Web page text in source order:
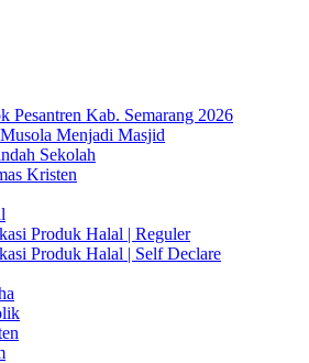
Pesantren Kab. Semarang 2026
Menjadi Masjid
Sekolah
Kristen
Produk Halal | Reguler
Produk Halal | Self Declare